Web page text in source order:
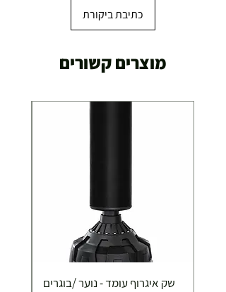
כתיבת ביקורת
מוצרים קשורים
שק איגרוף עומד - נוער /בוגרים